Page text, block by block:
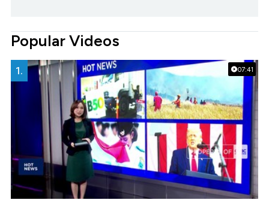
Popular Videos
07:41
1.